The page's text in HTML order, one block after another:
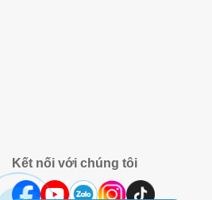
Kết nối với chúng tôi